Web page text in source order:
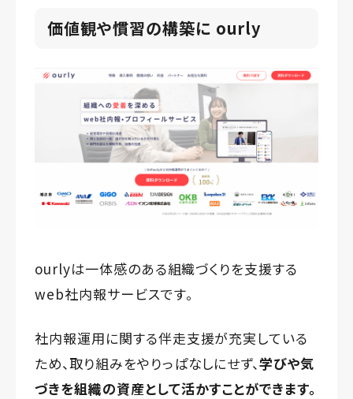
価値観や慣習の構築に ourly
ourlyは一体感のある組織づくりを支援する
web社内報サービスです。
社内報運用に関する伴走支援が充実している
ため、取り組みをやりっぱなしにせず、学びや気
づきを組織の資産として活かすことができます。